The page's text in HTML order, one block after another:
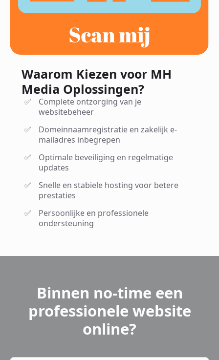
Waarom Kiezen voor MH
Media Oplossingen?
Complete ontzorging van je
websitebeheer
Domeinnaamregistratie en zakelijk e-
mailadres inbegrepen
Optimale beveiliging en regelmatige
updates
Snelle en stabiele hosting voor betere
prestaties
Persoonlijke en professionele
ondersteuning
Binnen no-time een
professionele website
online?